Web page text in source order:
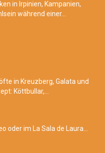
in Irpinien, Kampanien,
während einer...
in Kreuzberg, Galata und
Köttbullar,...
oder im La Sala de Laura...